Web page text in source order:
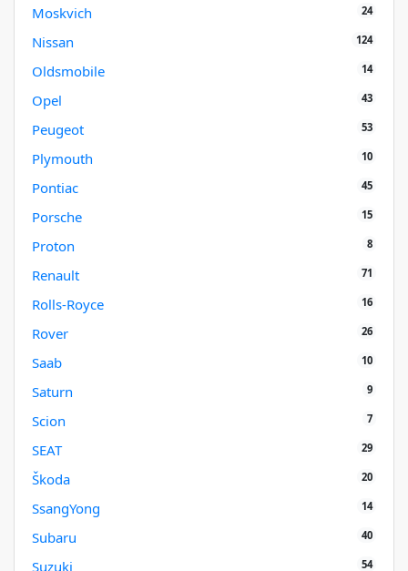
Moskvich 24
Nissan 124
Oldsmobile 14
Opel 43
Peugeot 53
Plymouth 10
Pontiac 45
Porsche 15
Proton 8
Renault 71
Rolls-Royce 16
Rover 26
Saab 10
Saturn 9
Scion 7
SEAT 29
Škoda 20
SsangYong 14
Subaru 40
Suzuki 54